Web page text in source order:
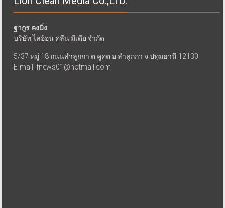
ฐากูร คงมิ่ง
บริษัท ไลอ้อน คลีน มีเดีย จำกัด
5/37 หมู่ 18 ถนนลำลูกกา ต.คูคต อ.ลำลูกกา จ.ปทุมธานี 12130
E-mail: fnews01@hotmail.com